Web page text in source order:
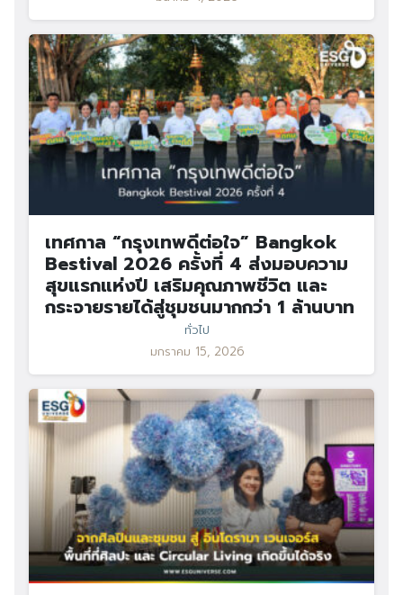
เทศกาล “กรุงเทพดีต่อใจ” Bangkok
Bestival 2026 ครั้งที่ 4 ส่งมอบความ
สุขแรกแห่งปี เสริมคุณภาพชีวิต และ
กระจายรายได้สู่ชุมชนมากกว่า 1 ล้านบาท
ทั่วไป
มกราคม 15, 2026